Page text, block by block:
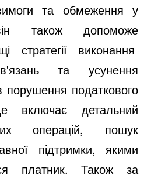
та обмеження у
також допоможе
стратегії виконання
та усунення
порушення податкового
включає детальний
операцій, пошук
підтримки, якими
платник. Також за